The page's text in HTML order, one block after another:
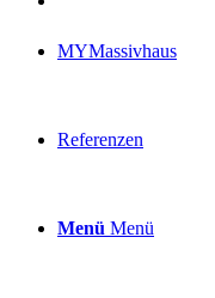
MYMassivhaus
Referenzen
Menü Menü